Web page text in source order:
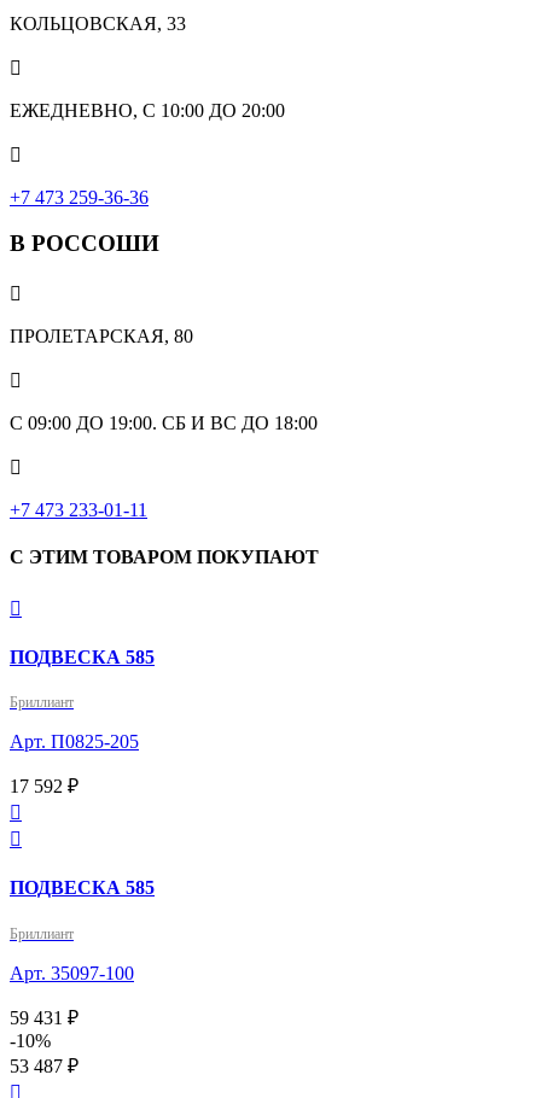
КОЛЬЦОВСКАЯ, 33

ЕЖЕДНЕВНО, С 10:00 ДО 20:00

‎+7 473 259-36-36
В РОССОШИ

ПРОЛЕТАРСКАЯ, 80

С 09:00 ДО 19:00. СБ И ВС ДО 18:00

+7 473 233-01-11
С ЭТИМ ТОВАРОМ ПОКУПАЮТ

ПОДВЕСКА 585
Бриллиант
Арт. П0825-205
17 592 ₽


ПОДВЕСКА 585
Бриллиант
Арт. 35097-100
59 431 ₽
-10%
53 487 ₽
